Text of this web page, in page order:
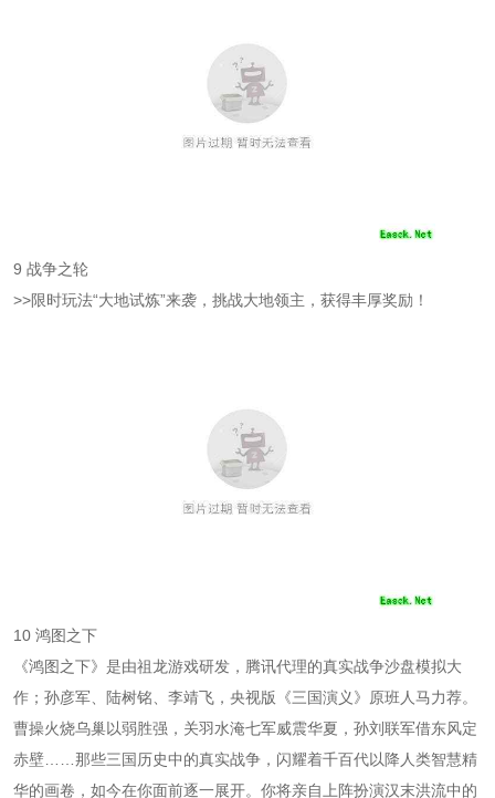
9 战争之轮
>>限时玩法“大地试炼”来袭，挑战大地领主，获得丰厚奖励！
10 鸿图之下
《鸿图之下》是由祖龙游戏研发，腾讯代理的真实战争沙盘模拟大
作；孙彦军、陆树铭、李靖飞，央视版《三国演义》原班人马力荐。
曹操火烧乌巢以弱胜强，关羽水淹七军威震华夏，孙刘联军借东风定
赤壁……那些三国历史中的真实战争，闪耀着千百代以降人类智慧精
华的画卷，如今在你面前逐一展开。你将亲自上阵扮演汉末洪流中的